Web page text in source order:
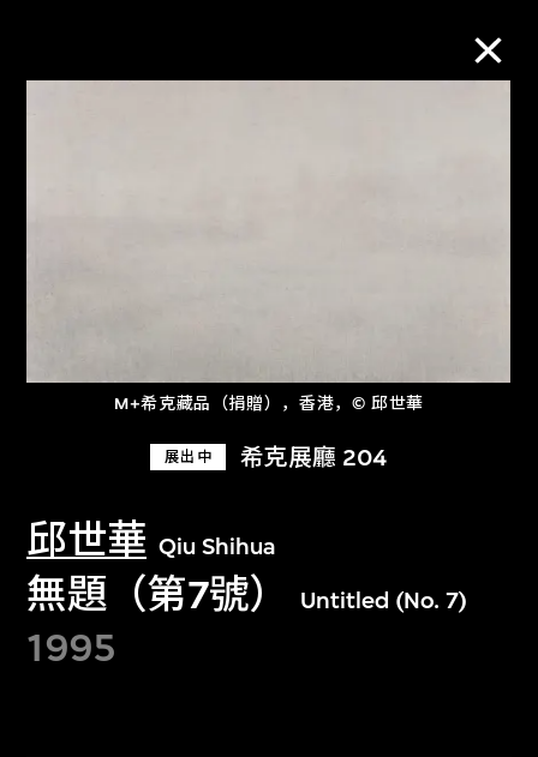
M+希克藏品（捐贈），香港，© 邱世華
展出中 希克展廳 204
邱世華 Qiu Shihua
無題（第7號） Untitled (No. 7)
1995
关于M+藏品
探索世界顶级的二十及二十一世纪视觉